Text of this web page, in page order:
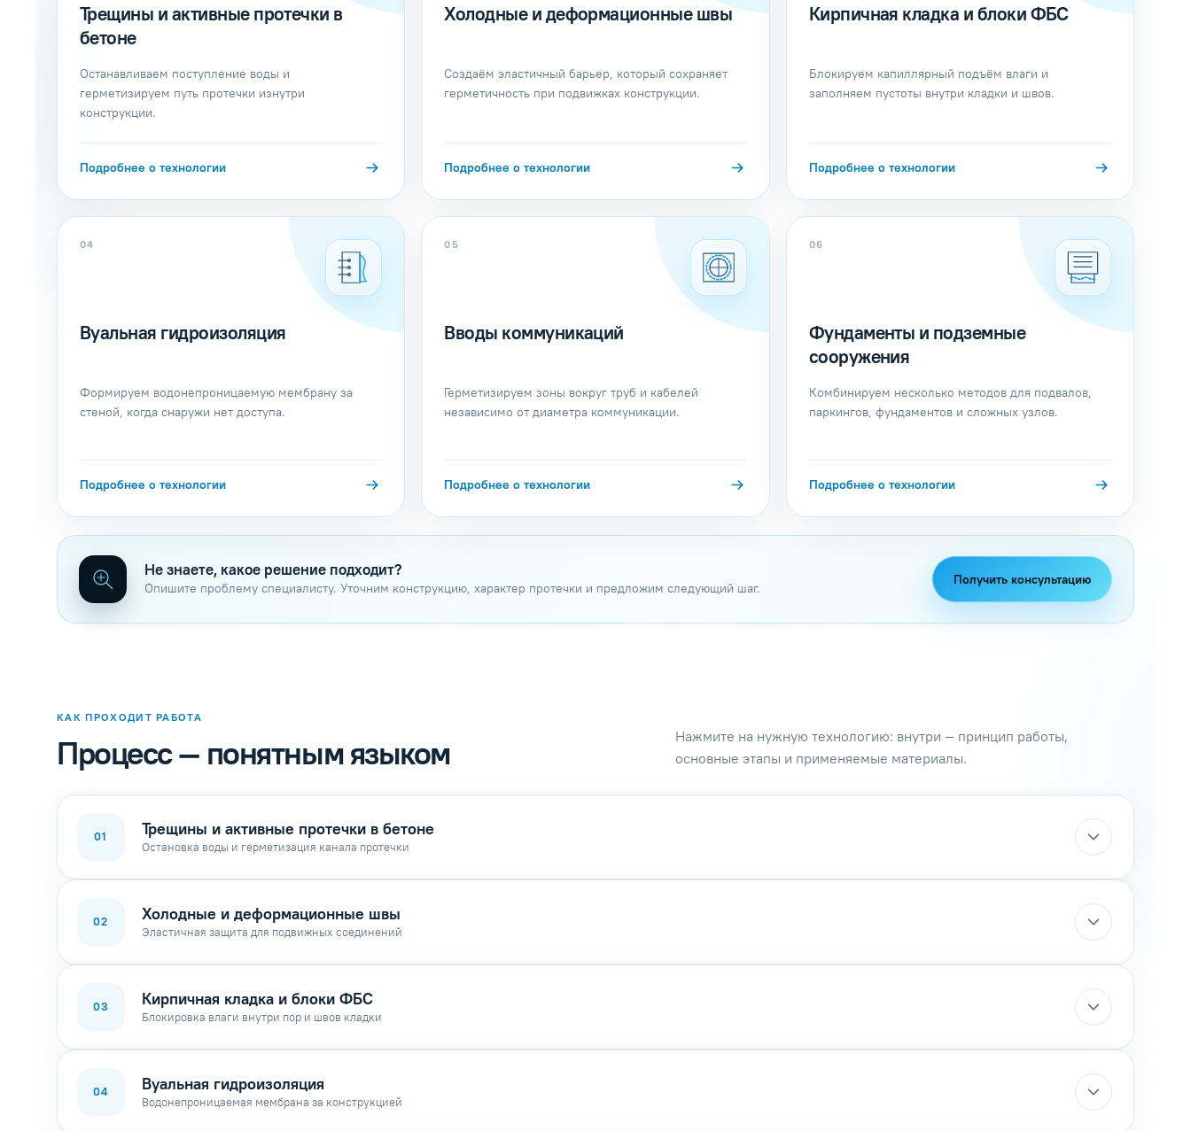
Трещины и активные протечки в
бетоне
Останавливаем поступление воды и
герметизируем путь протечки изнутри
конструкции.
Подробнее о технологии
Холодные и деформационные швы
Создаём эластичный барьер, который сохраняет
герметичность при подвижках конструкции.
Подробнее о технологии
Кирпичная кладка и блоки ФБС
Блокируем капиллярный подъём влаги и
заполняем пустоты внутри кладки и швов.
Подробнее о технологии
04
Вуальная гидроизоляция
Формируем водонепроницаемую мембрану за
стеной, когда снаружи нет доступа.
Подробнее о технологии
05
Вводы коммуникаций
Герметизируем зоны вокруг труб и кабелей
независимо от диаметра коммуникации.
Подробнее о технологии
06
Фундаменты и подземные
сооружения
Комбинируем несколько методов для подвалов,
паркингов, фундаментов и сложных узлов.
Подробнее о технологии
Не знаете, какое решение подходит?
Опишите проблему специалисту. Уточним конструкцию, характер протечки и предложим следующий шаг.
Получить консультацию
КАК ПРОХОДИТ РАБОТА
Процесс — понятным языком
Нажмите на нужную технологию: внутри — принцип работы,
основные этапы и применяемые материалы.
01 Трещины и активные протечки в бетоне
Остановка воды и герметизация канала протечки
02 Холодные и деформационные швы
Эластичная защита для подвижных соединений
03 Кирпичная кладка и блоки ФБС
Блокировка влаги внутри пор и швов кладки
04 Вуальная гидроизоляция
Водонепроницаемая мембрана за конструкцией